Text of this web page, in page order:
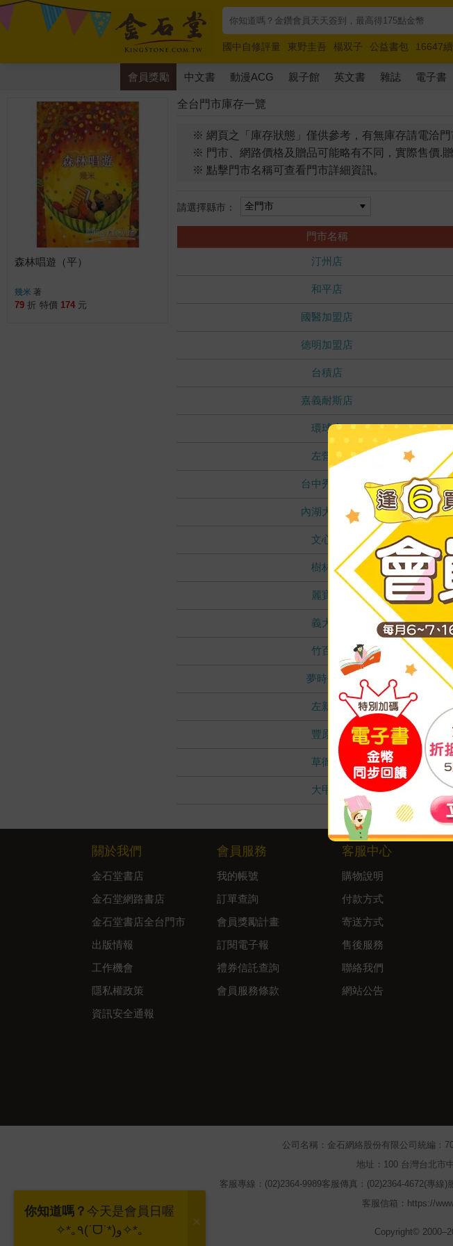
國中自修評量 東野圭吾 楊双子 公益書包 16647
唯紅花綻放
奧德賽 路邊攤新作 馬斯克 玩具總動
會員獎勵 中文書 動漫ACG 親子館 英文書 雜誌 電子書
全台門市庫存一覽
※ 網頁之「庫存狀態」僅供參考，有無庫存請電洽門
※ 門市、網路價格及贈品可能略有不同，實際售價.贈
※ 點擊門市名稱可查看門市詳細資訊。
請選擇縣市：
門市名稱
汀州店
和平店
國醫加盟店
德明加盟店
台積店
嘉義耐斯店
環球店
左營店
台中秀泰店
內湖大潤發
文心店
樹林店
麗寶店
義大店
竹百店
夢時代店
左新店
豐原店
草衙店
大甲店
森林唱遊（平）
幾米 著
79 折 特價 174 元
關於我們
金石堂書店
金石堂網路書店
金石堂書店全台門市
出版情報
工作機會
隱私權政策
資訊安全通報
會員服務
我的帳號
訂單查詢
會員獎勵計畫
訂閱電子報
禮券信託查詢
會員服務條款
客服中心
購物說明
付款方式
寄送方式
售後服務
聯絡我們
網站公告
公司名稱：金石網絡股份有限公司 統編：
地址：100 台灣台北市
客服專線：(02)2364-9989客服傳真：(02)2364-4672(專線)
客服信箱：https://
Copyright©
你知道嗎？ 今天是會員日喔
✧*｡٩(ˊᗜˋ*)و✧*｡